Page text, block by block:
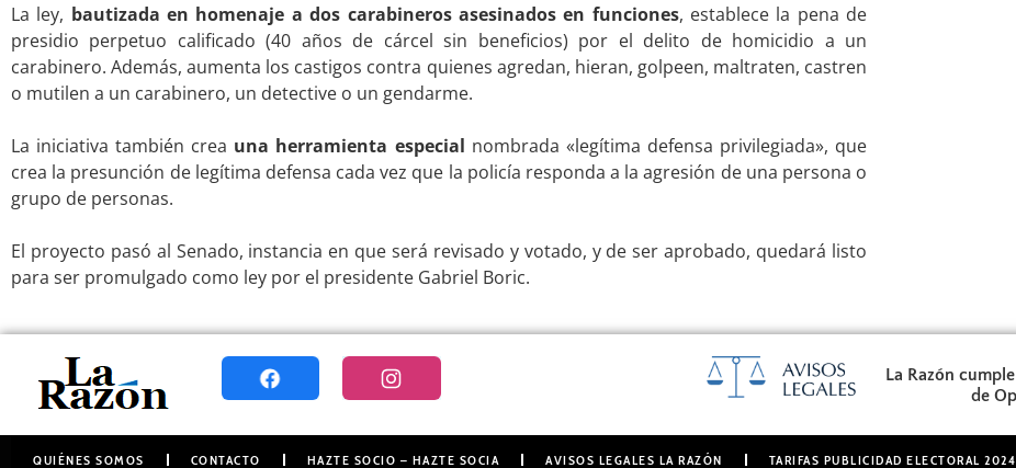
La ley, bautizada en homenaje a dos carabineros asesinados en funciones, establece la pena de
presidio perpetuo calificado (40 años de cárcel sin beneficios) por el delito de homicidio a un
carabinero. Además, aumenta los castigos contra quienes agredan, hieran, golpeen, maltraten, castren
o mutilen a un carabinero, un detective o un gendarme.
La iniciativa también crea una herramienta especial nombrada «legítima defensa privilegiada», que
crea la presunción de legítima defensa cada vez que la policía responda a la agresión de una persona o
grupo de personas.
El proyecto pasó al Senado, instancia en que será revisado y votado, y de ser aprobado, quedará listo
para ser promulgado como ley por el presidente Gabriel Boric.
La Razón
de
QUIÉNES SOMOS CONTACTO HAZTE SOCIO – HAZTE SOCIA AVISOS LEGALES LA RAZÓN TARIFAS PUBLICIDAD ELECTORAL 2024